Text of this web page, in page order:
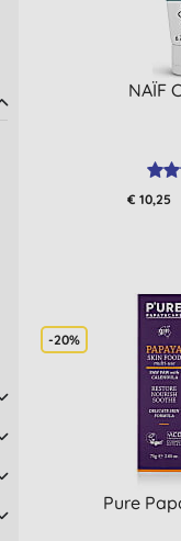
NAÏF
€ 10,25
-20%
Pure